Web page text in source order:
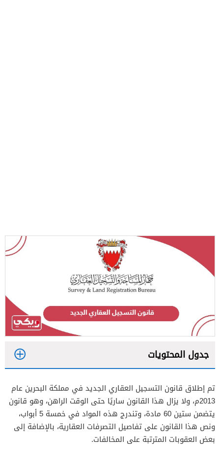
جدول المحتويات
2
تم إطلاق قانون التسجيل العقاري الجديد في مملكة البحرين عام
2013م، ولا يزال هذا القانون ساريًا حتى الوقت الراهن، وهو قانون
يتضمن ستين 60 مادة، وتندرج هذه المواد في خمسة 5 أبواب،
ونص هذا القانون على تفاصيل التصرفات العقارية، بالإضافة إلى
بعض العقوبات المترتبة على المخالفات.